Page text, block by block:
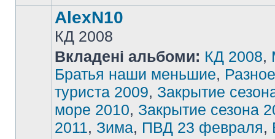
AlexN10
КД 2008
Вкладені альбоми: КД 2008,
Братья наши меньшие, Разное
туриста 2009, Закрытие
море 2010, Закрытие сезона
2011, Зима, ПВД 23 февраля,